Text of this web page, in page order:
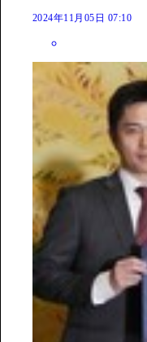
2024年11月05日 07:10